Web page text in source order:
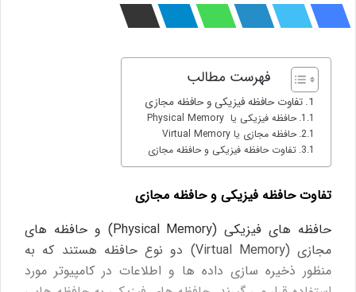
فهرست مطالب
تفاوت حافظه فیزیکی و حافظه مجازی
حافظه فیزیکی یا Physical Memory
حافظه مجازی یا Virtual Memory
تفاوت حافظه فیزیکی و حافظه مجازی
تفاوت حافظه فیزیکی و حافظه مجازی
حافظه های فیزیکی (Physical Memory) و حافظه های
مجازی (Virtual Memory) دو نوع حافظه هستند که به
منظور ذخیره سازی داده ها و اطلاعات در کامپیوتر مورد